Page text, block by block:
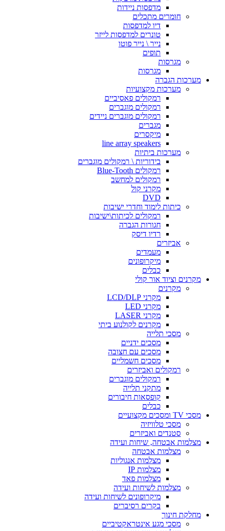
מדפסות ניידות
חומרים מתכלים
דיו למדפסות
טונרים למדפסות לייזר
נייר \ נייר פוטו
תופים
מגרסות
מגרסות
מערכות הגברה
מערכות מקצועיות
רמקולים פאסיביים
רמקולים מוגברים
רמקולים מוגברים ניידים
מגברים
מיקסרים
line array speakers
מערכות ביתיות
בידוריות \ רמקולים מוגברים
רמקולים Blue-Tooth
רמקולים למחשב
מקרני קול
DVD
כיתות לימוד וחדרי ישיבות
רמקולים לכיתות\ישיבות
חגורות הגברה
רדיו דיסק
אביזרים
מעמדים
מיקרופונים
כבלים
מקרנים וציוד אור קולי
מקרנים
מקרני LCD/DLP
מקרני LED
מקרני LASER
מקרנים לקולנוע ביתי
מסכי תלייה
מסכים ידניים
מסכים עם חצובה
מסכים חשמליים
רמקולים ואביזרים
רמקולים מוגברים
מתקני תלייה
קופסאות חיבורים
כבלים
מסכי TV ומסכים מקצועיים
מסכי טלוויזיה
סטנדים ואביזרים
מצלמות אבטחה, שיחות ועידה
מצלמות אבטחה
מצלמות אנגוליות
מצלמות IP
מצלמות פאד
מצלמות לשיחות ועידה
מיקרופונים לשיחות ועידה
בקרים רסיברים
מחלקת חינוך
מסכי מגע אינטראקטיביים